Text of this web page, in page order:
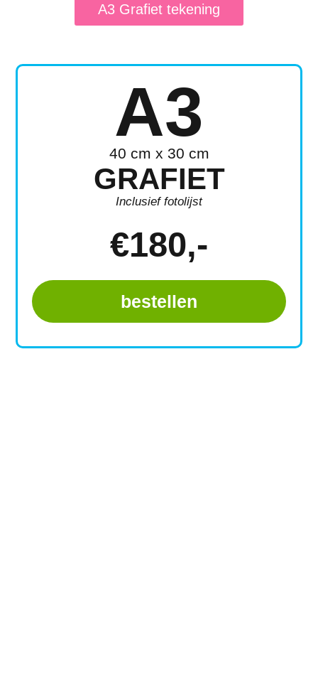
A3 Grafiet tekening
A3
40 cm x 30 cm
GRAFIET
Inclusief fotolijst
€180,-
bestellen